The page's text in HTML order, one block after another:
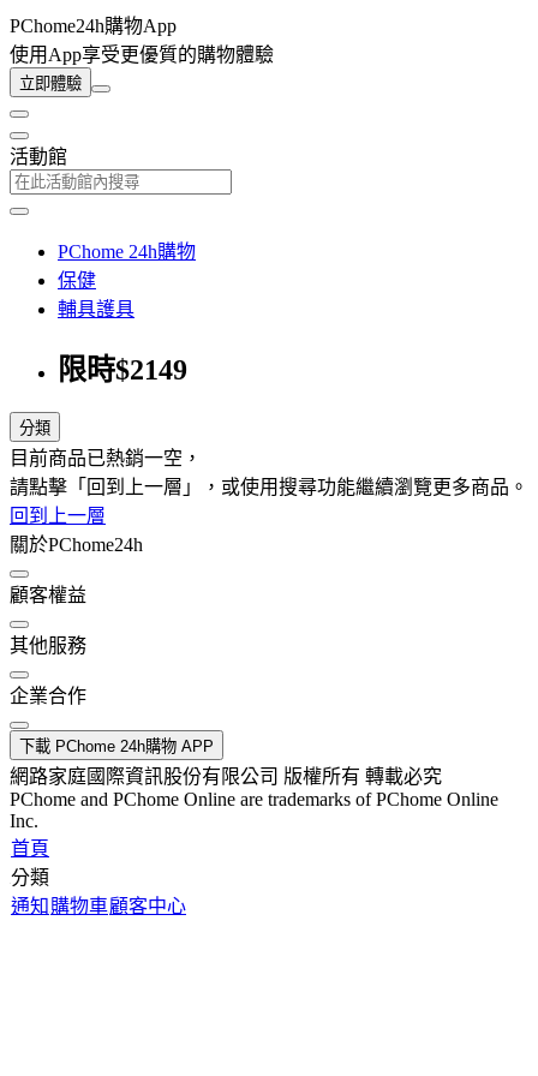
PChome24h購物App
使用App享受更優質的購物體驗
立即體驗
活動館
PChome 24h購物
保健
輔具護具
限時$2149
分類
目前商品已熱銷一空，
請點擊「回到上一層」，或使用搜尋功能繼續瀏覽更多商品。
回到上一層
關於PChome24h
顧客權益
其他服務
企業合作
下載 PChome 24h購物 APP
網路家庭國際資訊股份有限公司 版權所有 轉載必究
PChome and PChome Online are trademarks of PChome Online
Inc.
首頁
分類
通知 購物車顧客中心